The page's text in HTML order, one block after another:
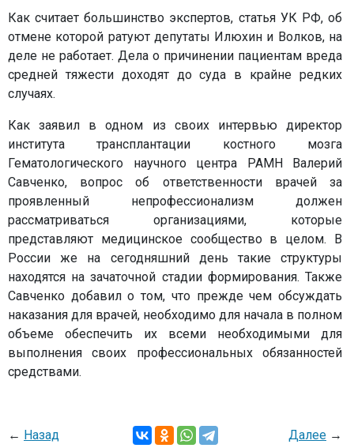
Как считает большинство экспертов, статья УК РФ, об
отмене которой ратуют депутаты Илюхин и Волков, на
деле не работает. Дела о причинении пациентам вреда
средней тяжести доходят до суда в крайне редких
случаях.
Как заявил в одном из своих интервью директор
института трансплантации костного мозга
Гематологического научного центра РАМН Валерий
Савченко, вопрос об ответственности врачей за
проявленный непрофессионализм должен
рассматриваться организациями, которые
представляют медицинское сообщество в целом. В
России же на сегодняшний день такие структуры
находятся на зачаточной стадии формирования. Также
Савченко добавил о том, что прежде чем обсуждать
наказания для врачей, необходимо для начала в полном
объеме обеспечить их всеми необходимыми для
выполнения своих профессиональных обязанностей
средствами.
← Назад Далее →